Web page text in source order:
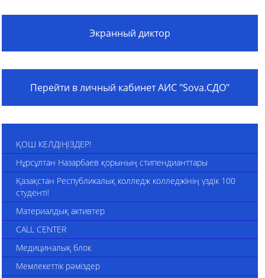
Экранный диктор
Перейти в личный кабинет АИС "Sova.СДО"
ҚОШ КЕЛДІҢІЗДЕР!
Нұрсұлтан Назарбаев қорының стипендианттары
Қазақстан Республикалық колледж колледжінің үздік 100
студенті!
Материалдық активтер
CALL CENTER
Медициналық блок
Мемлекеттік рәміздер